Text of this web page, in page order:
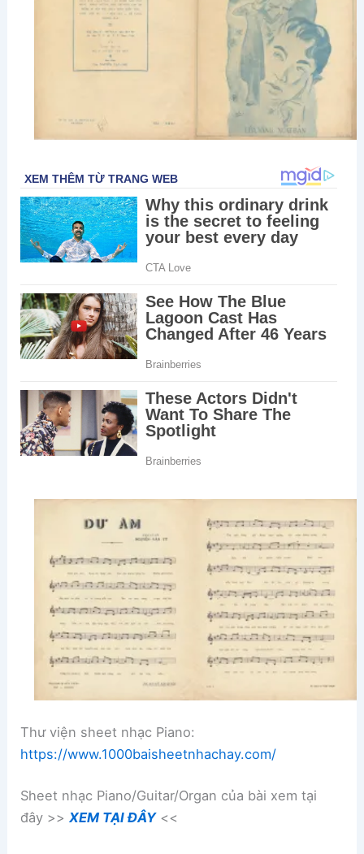
Thư viện sheet nhạc Piano:
https://www.1000baisheetnhachay.com/
Sheet nhạc Piano/Guitar/Organ của bài xem tại
đây >>XEM TẠI ĐÂY<<